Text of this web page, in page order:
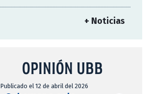
+ Noticias
OPINIÓN UBB
Publicado el 12 de abril del 2026